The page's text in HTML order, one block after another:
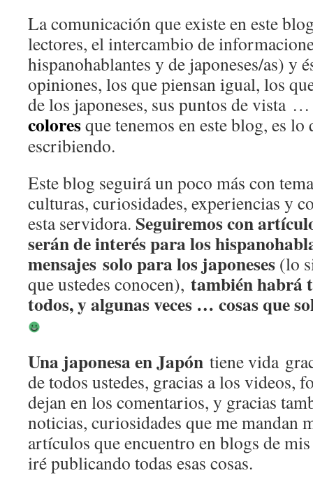
La comunicación que existe en este
lectores, el intercambio de
hispanohablantes y de japoneses/as) y
opiniones, los que piensan igual, los
de los japoneses, sus puntos de vista
coloresque tenemos en este blog, es lo
escribiendo.
Este blog seguirá un poco más con
culturas, curiosidades, experiencias y
esta servidora. Seguiremos con
serán de interés para los
mensajes solo para los japoneses (lo
que ustedes conocen), también habrá
todos, yalgunas veces … cosas que
Una japonesa en Japón tiene vida
de todos ustedes, gracias a los videos,
dejan en los comentarios, y gracias
noticias, curiosidades que me mandan
artículos que encuentro en blogs de
iré publicando todas esas cosas.